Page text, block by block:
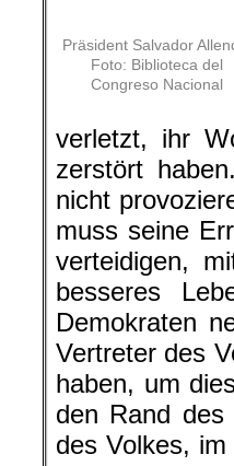
Präsident Salvador
Foto: Biblioteca del
Congreso Nacional
verletzt, ihr
zerstört
nicht
muss seine
verteidigen,
besseres
Demokraten
Vertreter des
haben, um
den Rand des
des Volkes,